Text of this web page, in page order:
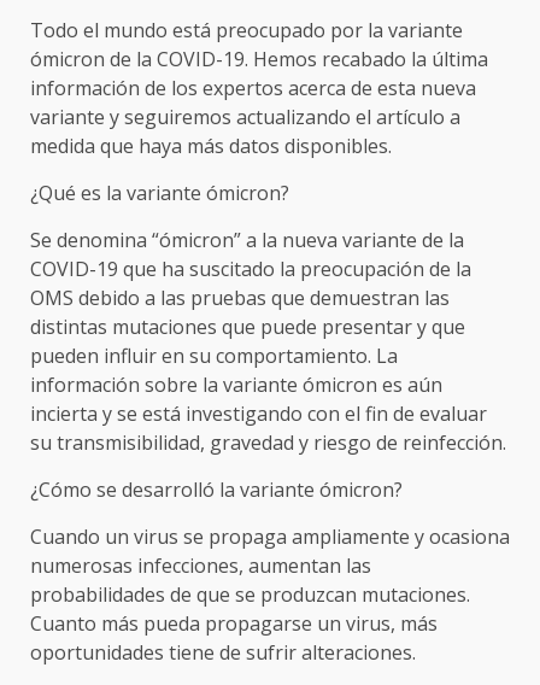
Todo el mundo está preocupado por la variante
ómicron de la COVID-19. Hemos recabado la última
información de los expertos acerca de esta nueva
variante y seguiremos actualizando el artículo a
medida que haya más datos disponibles.
¿Qué es la variante ómicron?
Se denomina “ómicron” a la nueva variante de la
COVID-19 que ha suscitado la preocupación de la
OMS debido a las pruebas que demuestran las
distintas mutaciones que puede presentar y que
pueden influir en su comportamiento. La
información sobre la variante ómicron es aún
incierta y se está investigando con el fin de evaluar
su transmisibilidad, gravedad y riesgo de reinfección.
¿Cómo se desarrolló la variante ómicron?
Cuando un virus se propaga ampliamente y ocasiona
numerosas infecciones, aumentan las
probabilidades de que se produzcan mutaciones.
Cuanto más pueda propagarse un virus, más
oportunidades tiene de sufrir alteraciones.